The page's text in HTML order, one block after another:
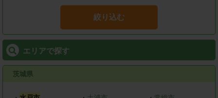
絞り込む
エリアで探す
茨城県